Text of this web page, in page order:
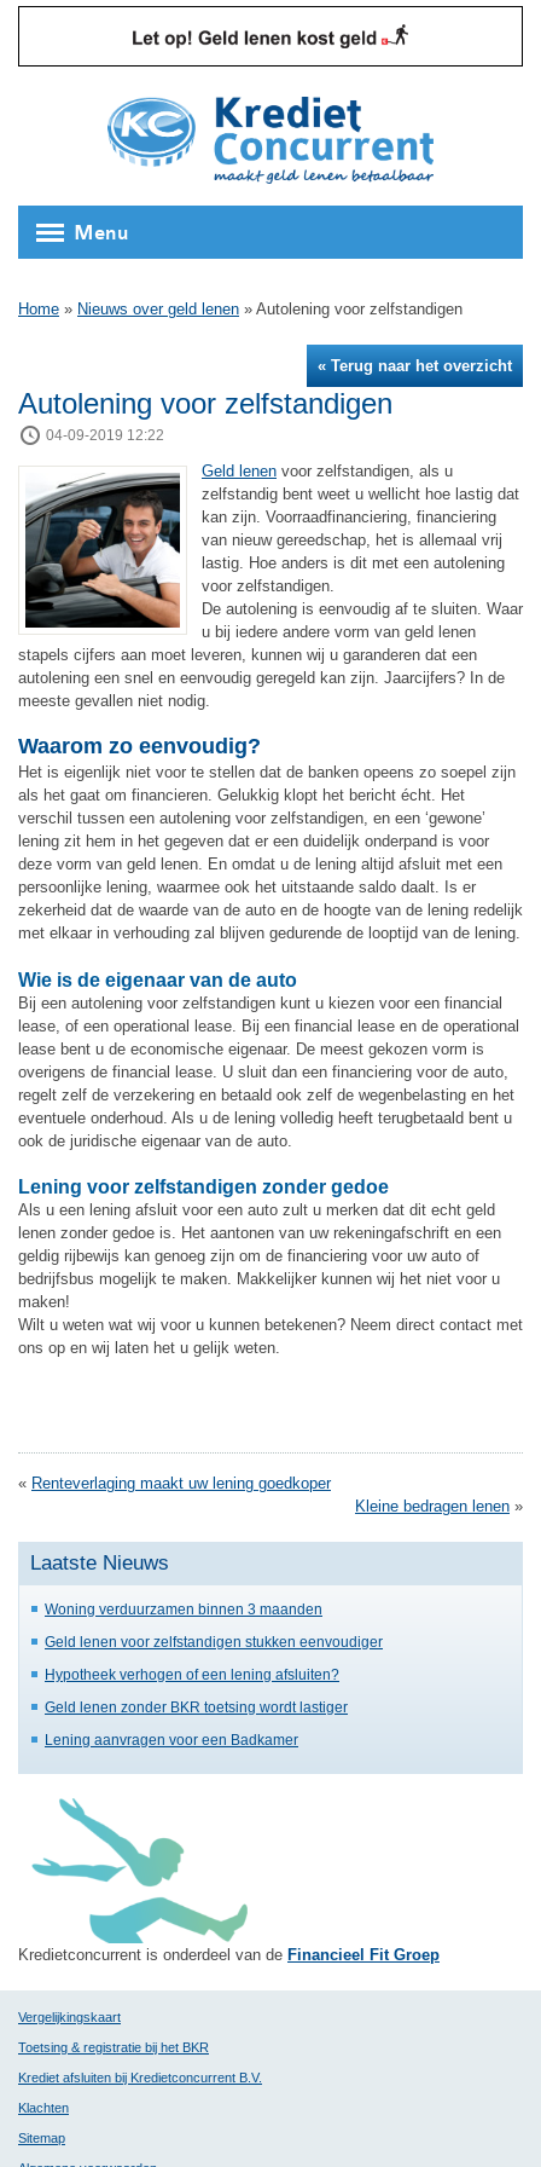
Menu
Home » Nieuws over geld lenen » Autolening voor zelfstandigen
« Terug naar het overzicht
Autolening voor zelfstandigen
04-09-2019 12:22
Geld lenen voor zelfstandigen, als u
zelfstandig bent weet u wellicht hoe lastig dat
kan zijn. Voorraadfinanciering, financiering
van nieuw gereedschap, het is allemaal vrij
lastig. Hoe anders is dit met een autolening
voor zelfstandigen.
De autolening is eenvoudig af te sluiten. Waar
u bij iedere andere vorm van geld lenen
stapels cijfers aan moet leveren, kunnen wij u garanderen dat een
autolening een snel en eenvoudig geregeld kan zijn. Jaarcijfers? In de
meeste gevallen niet nodig.
Waarom zo eenvoudig?
Het is eigenlijk niet voor te stellen dat de banken opeens zo soepel zijn
als het gaat om financieren. Gelukkig klopt het bericht écht. Het
verschil tussen een autolening voor zelfstandigen, en een ‘gewone’
lening zit hem in het gegeven dat er een duidelijk onderpand is voor
deze vorm van geld lenen. En omdat u de lening altijd afsluit met een
persoonlijke lening, waarmee ook het uitstaande saldo daalt. Is er
zekerheid dat de waarde van de auto en de hoogte van de lening redelijk
met elkaar in verhouding zal blijven gedurende de looptijd van de lening.
Wie is de eigenaar van de auto
Bij een autolening voor zelfstandigen kunt u kiezen voor een financial
lease, of een operational lease. Bij een financial lease en de operational
lease bent u de economische eigenaar. De meest gekozen vorm is
overigens de financial lease. U sluit dan een financiering voor de auto,
regelt zelf de verzekering en betaald ook zelf de wegenbelasting en het
eventuele onderhoud. Als u de lening volledig heeft terugbetaald bent u
ook de juridische eigenaar van de auto.
Lening voor zelfstandigen zonder gedoe
Als u een lening afsluit voor een auto zult u merken dat dit echt geld
lenen zonder gedoe is. Het aantonen van uw rekeningafschrift en een
geldig rijbewijs kan genoeg zijn om de financiering voor uw auto of
bedrijfsbus mogelijk te maken. Makkelijker kunnen wij het niet voor u
maken!
Wilt u weten wat wij voor u kunnen betekenen? Neem direct contact met
ons op en wij laten het u gelijk weten.
« Renteverlaging maakt uw lening goedkoper
Kleine bedragen lenen »
Laatste Nieuws
Woning verduurzamen binnen 3 maanden
Geld lenen voor zelfstandigen stukken eenvoudiger
Hypotheek verhogen of een lening afsluiten?
Geld lenen zonder BKR toetsing wordt lastiger
Lening aanvragen voor een Badkamer
Kredietconcurrent is onderdeel van de Financieel Fit Groep
Vergelijkingskaart
Toetsing & registratie bij het BKR
Krediet afsluiten bij Kredietconcurrent B.V.
Klachten
Sitemap